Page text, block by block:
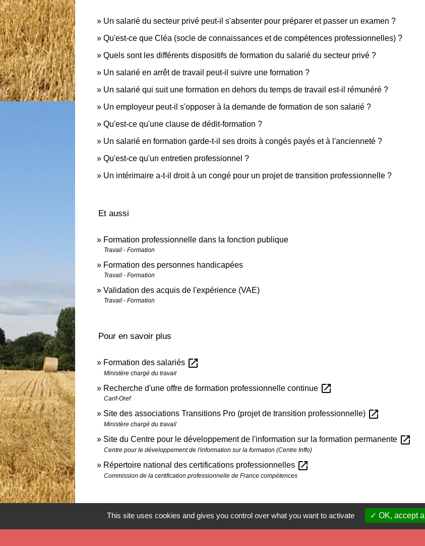
Un salarié du secteur privé peut-il s'absenter pour préparer et passer un examen ?
Qu'est-ce que Cléa (socle de connaissances et de compétences professionnelles) ?
Quels sont les différents dispositifs de formation du salarié du secteur privé ?
Un salarié en arrêt de travail peut-il suivre une formation ?
Un salarié qui suit une formation en dehors du temps de travail est-il rémunéré ?
Un employeur peut-il s'opposer à la demande de formation de son salarié ?
Qu'est-ce qu'une clause de dédit-formation ?
Un salarié en formation garde-t-il ses droits à congés payés et à l'ancienneté ?
Qu'est-ce qu'un entretien professionnel ?
Un intérimaire a-t-il droit à un congé pour un projet de transition professionnelle ?
Et aussi
Formation professionnelle dans la fonction publique
Travail - Formation
Formation des personnes handicapées
Travail - Formation
Validation des acquis de l'expérience (VAE)
Travail - Formation
Pour en savoir plus
Formation des salariés open_in_new
Ministère chargé du travail
Recherche d'une offre de formation professionnelle continue open_in_new
Carif-Oref
Site des associations Transitions Pro (projet de transition professionnelle) open_in_new
Ministère chargé du travail
Site du Centre pour le développement de l'information sur la formation permanente open_in_new
Centre pour le développement de l'information sur la formation (Centre Inffo)
Répertoire national des certifications professionnelles open_in_new
Commission de la certification professionnelle de France compétences
This site uses cookies and gives you control over what you want to activate
OK, accept all